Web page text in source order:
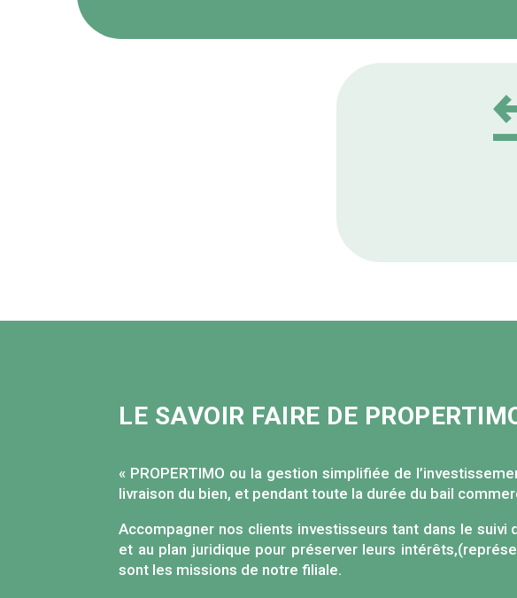
LE SAVOIR FAIRE DE
« PROPERTIMO ou la gestion simplifiée de
livraison du bien, et pendant toute la durée du bail
Accompagner nos clients investisseurs tant dans le
et au plan juridique pour préserver leurs
sont les missions de notre filiale.